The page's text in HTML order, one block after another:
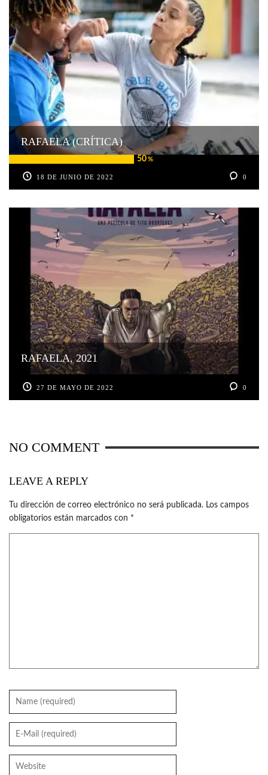
50%
RAFAELA (CRÍTICA)
18 DE JUNIO DE 2022 0
RAFAELA, 2021
27 DE MAYO DE 2022 0
NO COMMENT
LEAVE A REPLY
Tu dirección de correo electrónico no será publicada. Los campos
obligatorios están marcados con *